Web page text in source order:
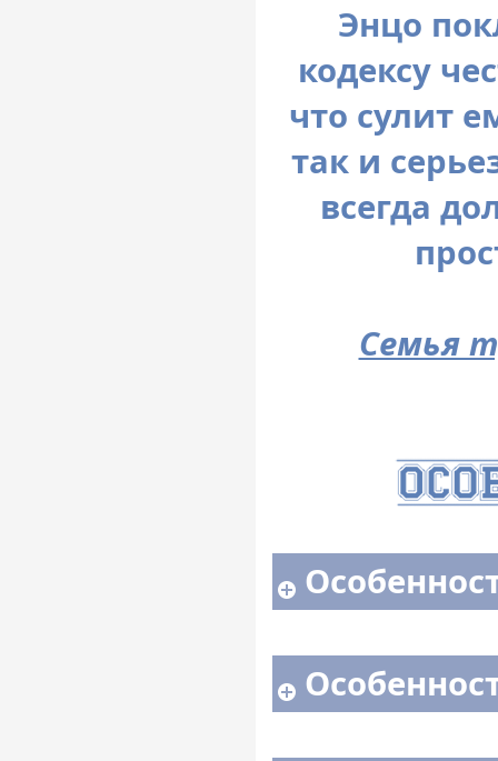
Энцо
кодексу
что сулит
так и
всегда
Семья